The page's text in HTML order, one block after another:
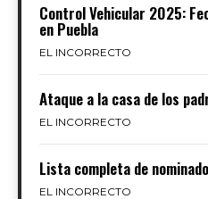
Control Vehicular 2025:
en Puebla
EL INCORRECTO
Ataque a la casa de los
EL INCORRECTO
Lista completa de
EL INCORRECTO